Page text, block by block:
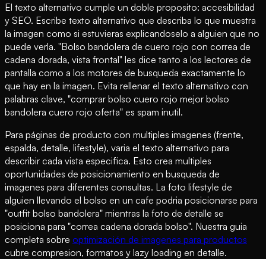
El texto alternativo cumple un doble proposito: accesibilidad
y SEO. Escribe texto alternativo que describa lo que muestra
la imagen como si estuvieras explicandoselo a alguien que no
puede verla. "Bolso bandolera de cuero rojo con correa de
cadena dorada, vista frontal" les dice tanto a los lectores de
pantalla como a los motores de busqueda exactamente lo
que hay en la imagen. Evita rellenar el texto alternativo con
palabras clave, "comprar bolso cuero rojo mejor bolso
bandolera cuero rojo oferta" es spam inutil.
Para páginas de producto con multiples imagenes (frente,
espalda, detalle, lifestyle), varia el texto alternativo para
describir cada vista especifica. Esto crea multiples
oportunidades de posicionamiento en busqueda de
imagenes para diferentes consultas. La foto lifestyle de
alguien llevando el bolso en un cafe podria posicionarse para
"outfit bolso bandolera" mientras la foto de detalle se
posiciona para "correa cadena dorada bolso". Nuestra guia
completa sobre optimización de imagenes para productos
cubre compresion, formatos y lazy loading en detalle.